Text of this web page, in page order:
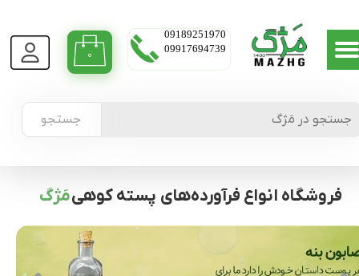
جستجو
09189251970
09917694739
۰
فروشگاه انواع فرآورده‌های پسته کوهیمَژگ